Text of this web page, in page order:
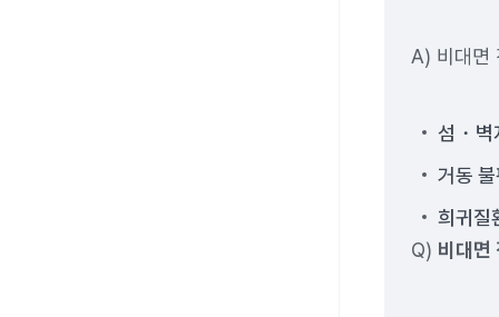
A) 비대면
섬・벽
거동
희귀질
Q) 비대면